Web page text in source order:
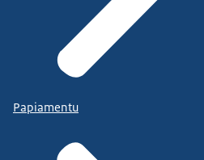
Papiamentu